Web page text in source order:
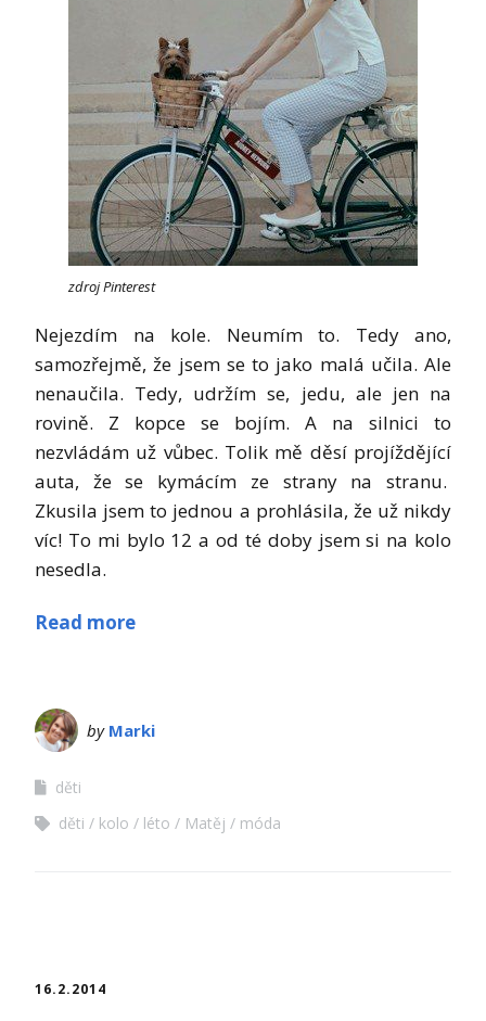
zdroj Pinterest
Nejezdím na kole. Neumím to. Tedy ano,
samozřejmě, že jsem se to jako malá učila. Ale
nenaučila. Tedy, udržím se, jedu, ale jen na
rovině. Z kopce se bojím. A na silnici to
nezvládám už vůbec. Tolik mě děsí projíždějící
auta, že se kymácím ze strany na stranu.
Zkusila jsem to jednou a prohlásila, že už nikdy
víc! To mi bylo 12 a od té doby jsem si na kolo
nesedla.
Read more
by Marki
děti
děti
kolo léto Matěj móda
16.2.2014